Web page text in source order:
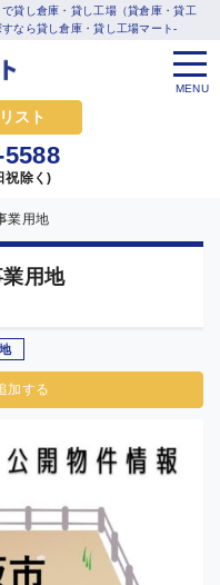
貸し倉庫・貸し工場（貸倉庫・貸工
なら貸し倉庫・貸し工場マート-
スト
祝除く)
MENU
業用地
用地
加する